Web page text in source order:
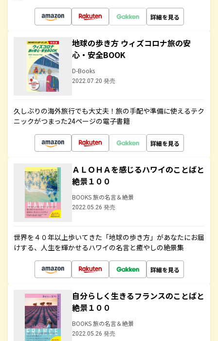
詳細を見る
地球の歩き方 ウィズコロナ旅の安
心・安全BOOK
D-Books
2022.07.20 発売
久しぶりの海外旅行でも大丈夫！旅の手配や準備に使えるテク
ニックがつまった24ページの電子書籍
詳細を見る
ＡＬＯＨＡを感じるハワイのことばと
絶景１００
BOOKS 旅の名言＆絶景
2022.05.26 発売
世界を４０年以上歩いてきた「地球の歩き方」があなたにお届
けする、人生を輝かせるハワイの名言と癒やしの絶景集
詳細を見る
自分らしく生きるフランスのことばと
絶景１００
BOOKS 旅の名言＆絶景
2022.05.26 発売